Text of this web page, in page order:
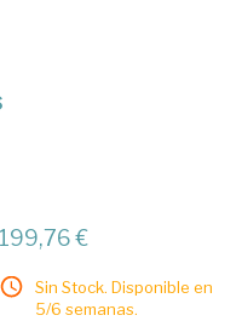
199,76 €
Sin Stock. Disponible en
5/6 semanas.